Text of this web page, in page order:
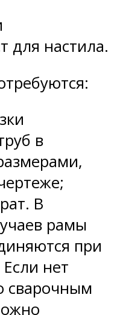
для настила.
в
В
рамы
при
нет
сварочным